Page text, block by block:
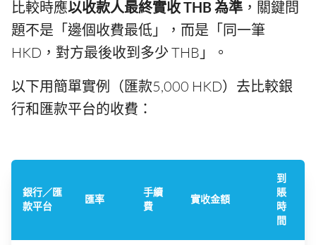
比較時應以收款人最終實收 THB 為準 ，關鍵問
題不是「邊個收費最低」，而是「同一筆
HKD，對方最後收到多少 THB」。
以下用簡單實例（匯款5,000 HKD）去比較銀
行和匯款平台的收費：
銀行／匯
款平台
匯率
手續
費
實收金額
到
賬
時
間